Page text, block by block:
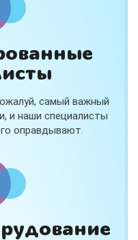
самый важный
и наши специалисты
оправдывают.
+
ногах?
ортопед-
Зарефуллович